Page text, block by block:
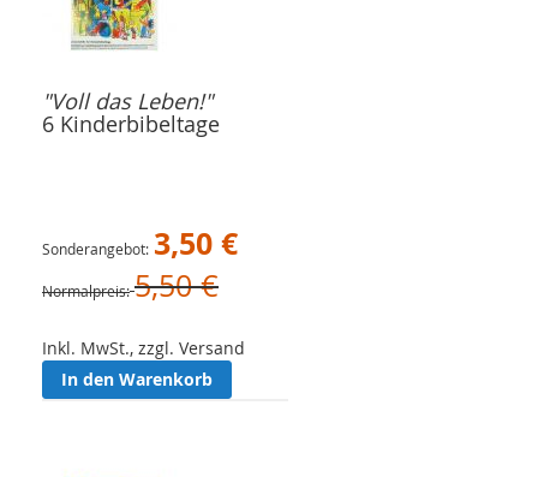
"Voll das Leben!"
6 Kinderbibeltage
Sonderangebot 3,50 €
Normalpreis 5,50 €
Inkl. MwSt., zzgl. Versand
In den Warenkorb